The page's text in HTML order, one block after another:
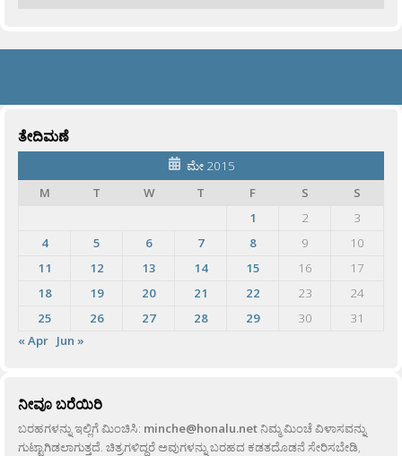
ತೇದಿಮಣೆ
ಮೇ 2015
M
T W T F S
S
1
2
3
4
5 6 7 8 9
10
11
12 13 14 15 16
17
18
19 20 21 22 23
24
25
26 27 28 29 30
31
« Apr Jun »
ನೀವೂ ಬರೆಯಿರಿ
ಬರಹಗಳನ್ನು ಇಲ್ಲಿಗೆ ಮಿಂಚಿಸಿ: minche@honalu.netನಿಮ್ಮ ಮಿಂಚೆ ವಿಳಾಸವನ್ನು
ಗುಟ್ಟಾಗಿಡಲಾಗುತ್ತದೆ. ಚಿತ್ರಗಳಿದ್ದರೆ ಅವುಗಳನ್ನು ಬರಹದ ಕಡತದೊಡನೆ ಸೇರಿಸಬೇಡಿ,